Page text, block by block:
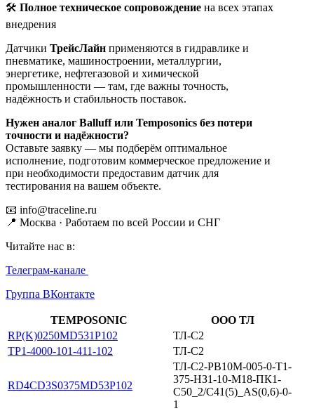
🛠 Полное техническое сопровождение на всех этапах
внедрения
Датчики ТрейсЛайн применяются в гидравлике и
пневматике, машиностроении, металлургии,
энергетике, нефтегазовой и химической
промышленности — там, где важны точность,
надёжность и стабильность поставок.
Нужен аналог Balluff или Temposonics без потери
точности и надёжности?
Оставьте заявку — мы подберём оптимальное
исполнение, подготовим коммерческое предложение и
при необходимости предоставим датчик для
тестирования на вашем объекте.
📧 info@traceline.ru
📍 Москва · Работаем по всей России и СНГ
Читайте нас в:
Телеграм-канале
Группа ВКонтакте
TEMPOSONIC
ООО ТЛ
RP(K)0250MD531P102
ТЛ-С2
TP1-4000-101-411-102
ТЛ-С2
RD4CD3S0375MD53P102
ТЛ-С2-PB10M-005-0-T1-
375-НЗ1-10-М18-ПК1-
C50_2/C41(5)_АS(0,6)-0-
1